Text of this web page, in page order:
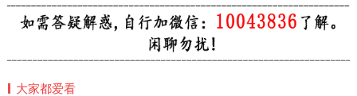
大家都爱看